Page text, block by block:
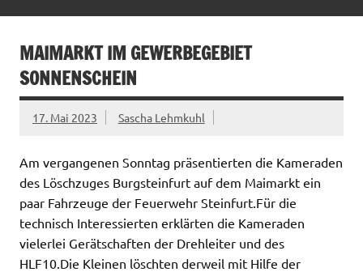
MAIMARKT IM GEWERBEGEBIET
SONNENSCHEIN
17. Mai 2023 Sascha Lehmkuhl
Am vergangenen Sonntag präsentierten die Kameraden
des Löschzuges Burgsteinfurt auf dem Maimarkt ein
paar Fahrzeuge der Feuerwehr Steinfurt.Für die
technisch Interessierten erklärten die Kameraden
vielerlei Gerätschaften der Drehleiter und des
HLF10.Die Kleinen löschten derweil mit Hilfe der